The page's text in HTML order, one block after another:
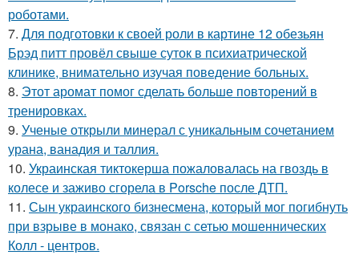
роботами.
7. Для подготовки к своей роли в картине 12 обезьян
Брэд питт провёл свыше суток в психиатрической
клинике, внимательно изучая поведение больных.
8. Этот аромат помог сделать больше повторений в
тренировках.
9. Ученые открыли минерал с уникальным сочетанием
урана, ванадия и таллия.
10. Украинская тиктокерша пожаловалась на гвоздь в
колесе и заживо сгорела в Porsche после ДТП.
11. Сын украинского бизнесмена, который мог погибнуть
при взрыве в монако, связан с сетью мошеннических
Колл - центров.